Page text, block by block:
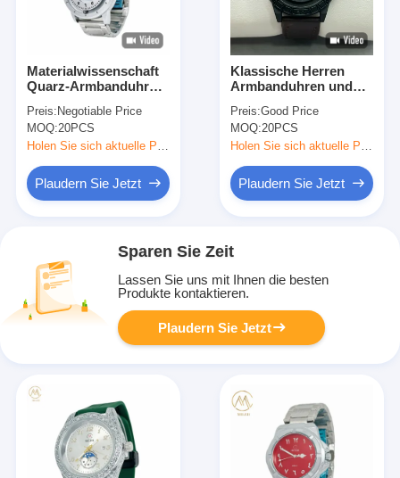
Materialwissenschaft
Quarz-Armbanduhr
OEM-LOGO
Preis: Negotiable Price
MOQ:20PCS
Plaudern Sie Jetzt
Klassische Herren
Armbanduhren und
für die Leistung
Preis:Good Price
MOQ:20PCS
Plaudern Sie Jetzt
Sparen Sie Zeit
Lassen Sie uns mit Ihnen die besten
Produkte kontaktieren.
Plaudern Sie Jetzt